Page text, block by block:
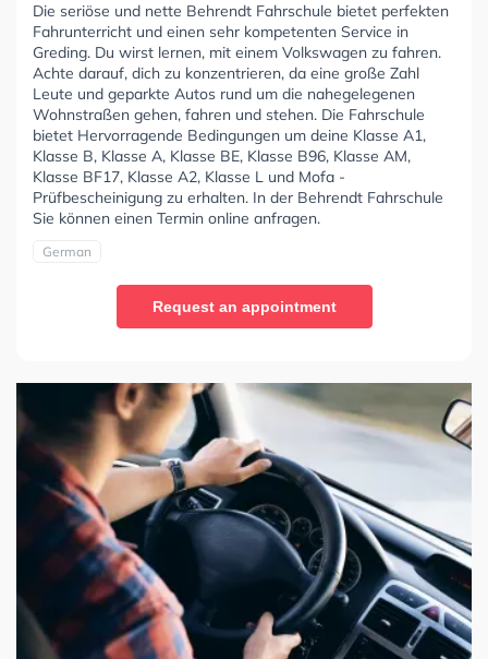
Die seriöse und nette Behrendt Fahrschule bietet perfekten
Fahrunterricht und einen sehr kompetenten Service in
Greding. Du wirst lernen, mit einem Volkswagen zu fahren.
Achte darauf, dich zu konzentrieren, da eine große Zahl
Leute und geparkte Autos rund um die nahegelegenen
Wohnstraßen gehen, fahren und stehen. Die Fahrschule
bietet Hervorragende Bedingungen um deine Klasse A1,
Klasse B, Klasse A, Klasse BE, Klasse B96, Klasse AM,
Klasse BF17, Klasse A2, Klasse L und Mofa -
Prüfbescheinigung zu erhalten. In der Behrendt Fahrschule
Sie können einen Termin online anfragen.
German
Request an appointment